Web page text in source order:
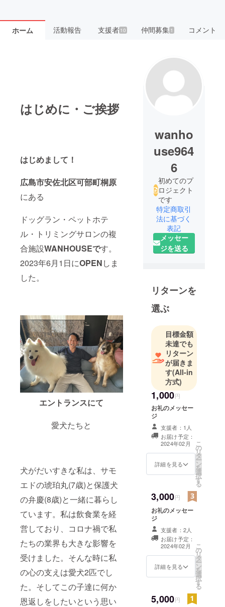
ホーム 活動報告 支援者 10 仲間募集 1 コメント
はじめに・ご挨拶
はじめまして！
広島市安佐北区可部町桐原
にある
ドッグラン・ペットホテ
ル・トリミングサロンの複
合施設WANHOUSEです。
2023年6月1日にOPENしま
した。
エントランスにて
愛犬たちと
犬がだいすきな私は、サモ
エドの琥珀丸(7歳)と保護犬
の弁慶(8歳)と一緒に暮らし
ています。私は飲食業を経
営しており、コロナ禍で私
たちの業界も大きな影響を
受けました。そんな時に私
の心の支えは愛犬2匹でし
た。そしてこの子達に何か
恩返しをしたいという思い
wanho
use964
6
初めてのプ
ロジェクト
です
特定商取引
法に基づく
表記
メッセー
ジを送る
リターンを
選ぶ
目標金額
未達でも
リターン
が届きま
す(All-in
方式)
1,000円
お礼のメッセー
ジ
支援者：1人
お届け予定：
2024年02月
詳細を見る
こ
の
リ
タ
ー
ン
を
選
択
す
る
3,000円
お礼のメッセー
ジ
支援者：2人
お届け予定：
2024年02月
詳細を見る
こ
の
リ
タ
ー
ン
を
選
択
す
る
5,000円